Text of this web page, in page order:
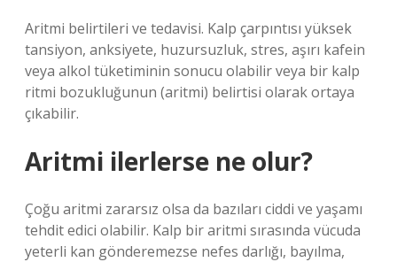
Aritmi belirtileri ve tedavisi. Kalp çarpıntısı yüksek
tansiyon, anksiyete, huzursuzluk, stres, aşırı kafein
veya alkol tüketiminin sonucu olabilir veya bir kalp
ritmi bozukluğunun (aritmi) belirtisi olarak ortaya
çıkabilir.
Aritmi ilerlerse ne olur?
Çoğu aritmi zararsız olsa da bazıları ciddi ve yaşamı
tehdit edici olabilir. Kalp bir aritmi sırasında vücuda
yeterli kan gönderemezse nefes darlığı, bayılma,